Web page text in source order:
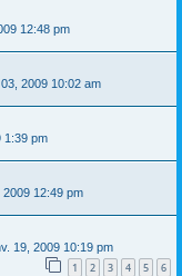
12:48 pm
2009 10:02 am
1:39 pm
12:49 pm
19, 2009 10:19 pm
1 2 3 4 5 6